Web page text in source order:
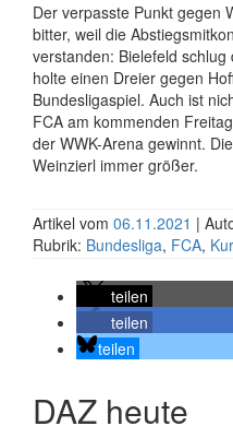
Der verpasste Punkt gegen
bitter, weil die
verstanden: Bielefeld
holte einen Dreier gegen
Bundesligaspiel. Auch ist
FCA am kommenden
der WWK-Arena gewinnt.
Weinzierl immer größer.
Artikel vom 06.11.2021 |
Rubrik: Bundesliga, FCA,
teilen
teilen
teilen
DAZ heute